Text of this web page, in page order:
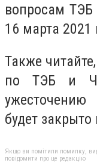
вопросам
16 марта 2021
Также
по ТЭБ и
будет
Якщо ви помітили помилку,
повідомити про це редакцію